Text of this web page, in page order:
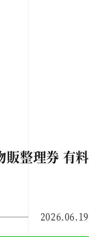
整理券 有料
2026.06.19